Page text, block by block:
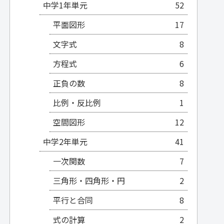
中学1年単元
52
平面図形
17
文字式
8
方程式
6
正負の数
8
比例・反比例
1
空間図形
12
中学2年単元
41
一次関数
7
三角形・四角形・円
2
平行と合同
8
式の計算
2